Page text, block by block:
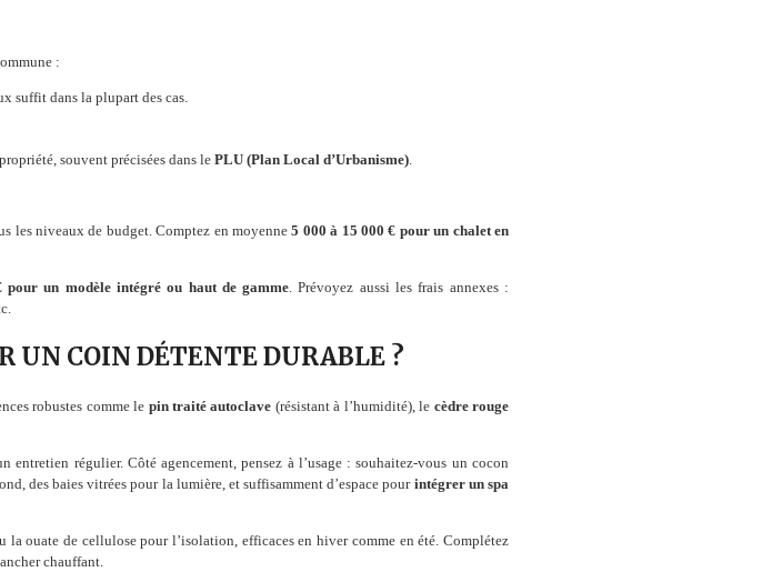
:
suffit dans la plupart des cas.
souvent précisées dans le PLU (Plan Local d’Urbanisme)
les niveaux de budget. Comptez en moyenne5 000 à 15 000 € pour un chalet en
pour un modèle intégré ou haut de gamme . Prévoyez aussi les frais annexes :
UN COIN DÉTENTE DURABLE ?
robustes comme le pin traité autoclave (résistant à l’humidité), le cèdre rouge
entretien régulier. Côté agencement, pensez à l’usage : souhaitez-vous un cocon
des baies vitrées pour la lumière, et suffisamment d’espace pour intégrer un spa
ouate de cellulose pour l’isolation, efficaces en hiver comme en été. Complétez
chauffant.